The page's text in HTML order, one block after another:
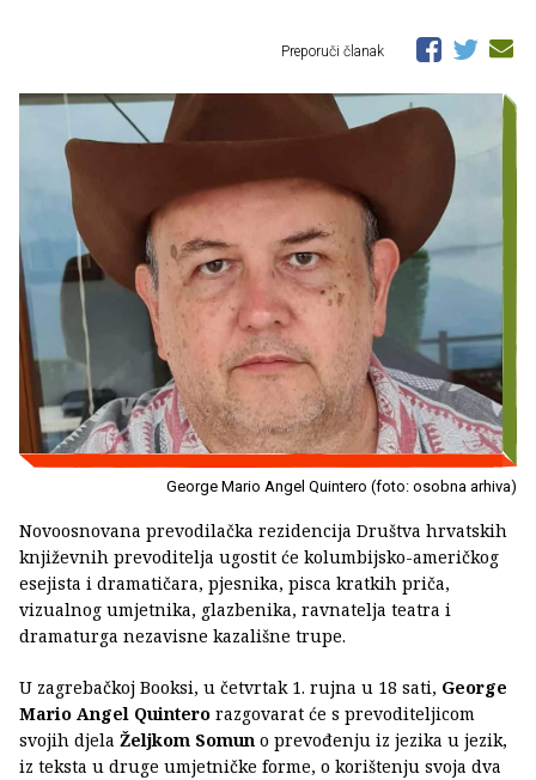
Preporuči članak
George Mario Angel Quintero (foto: osobna arhiva)
Novoosnovana prevodilačka rezidencija Društva hrvatskih
književnih prevoditelja ugostit će kolumbijsko-američkog
esejista i dramatičara, pjesnika, pisca kratkih priča,
vizualnog umjetnika, glazbenika, ravnatelja teatra i
dramaturga nezavisne kazališne trupe.
U zagrebačkoj Booksi, u četvrtak 1. rujna u 18 sati, George
Mario Angel Quintero razgovarat će s prevoditeljicom
svojih djela Željkom Somun o prevođenju iz jezika u jezik,
iz teksta u druge umjetničke forme, o korištenju svoja dva